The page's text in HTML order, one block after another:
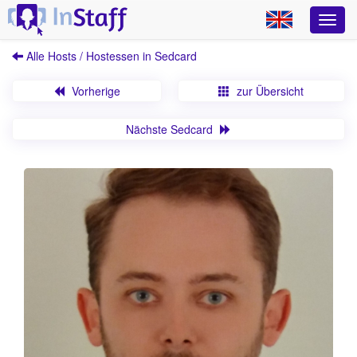
Alle Hosts / Hostessen in Sedcard
Vorherige zur Übersicht
Nächste Sedcard